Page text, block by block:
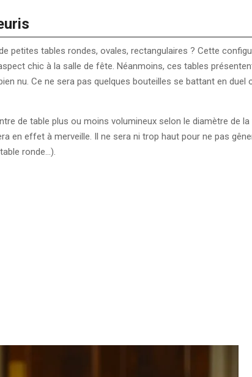
petites tables rondes, ovales, rectangulaires ? Cette
chic à la salle de fête. Néanmoins, ces tables
nu. Ce ne sera pas quelques bouteilles se battant en duel
de table plus ou moins volumineux selon le diamètre de
en effet à merveille. Il ne sera ni trop haut pour ne pas
ronde…).